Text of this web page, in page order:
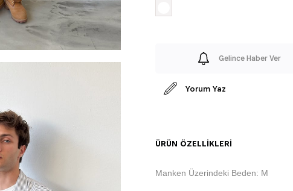
Gelince Haber Ver
Yorum Yaz
ÜRÜN ÖZELLIKLERI
Manken Üzerindeki Beden: M